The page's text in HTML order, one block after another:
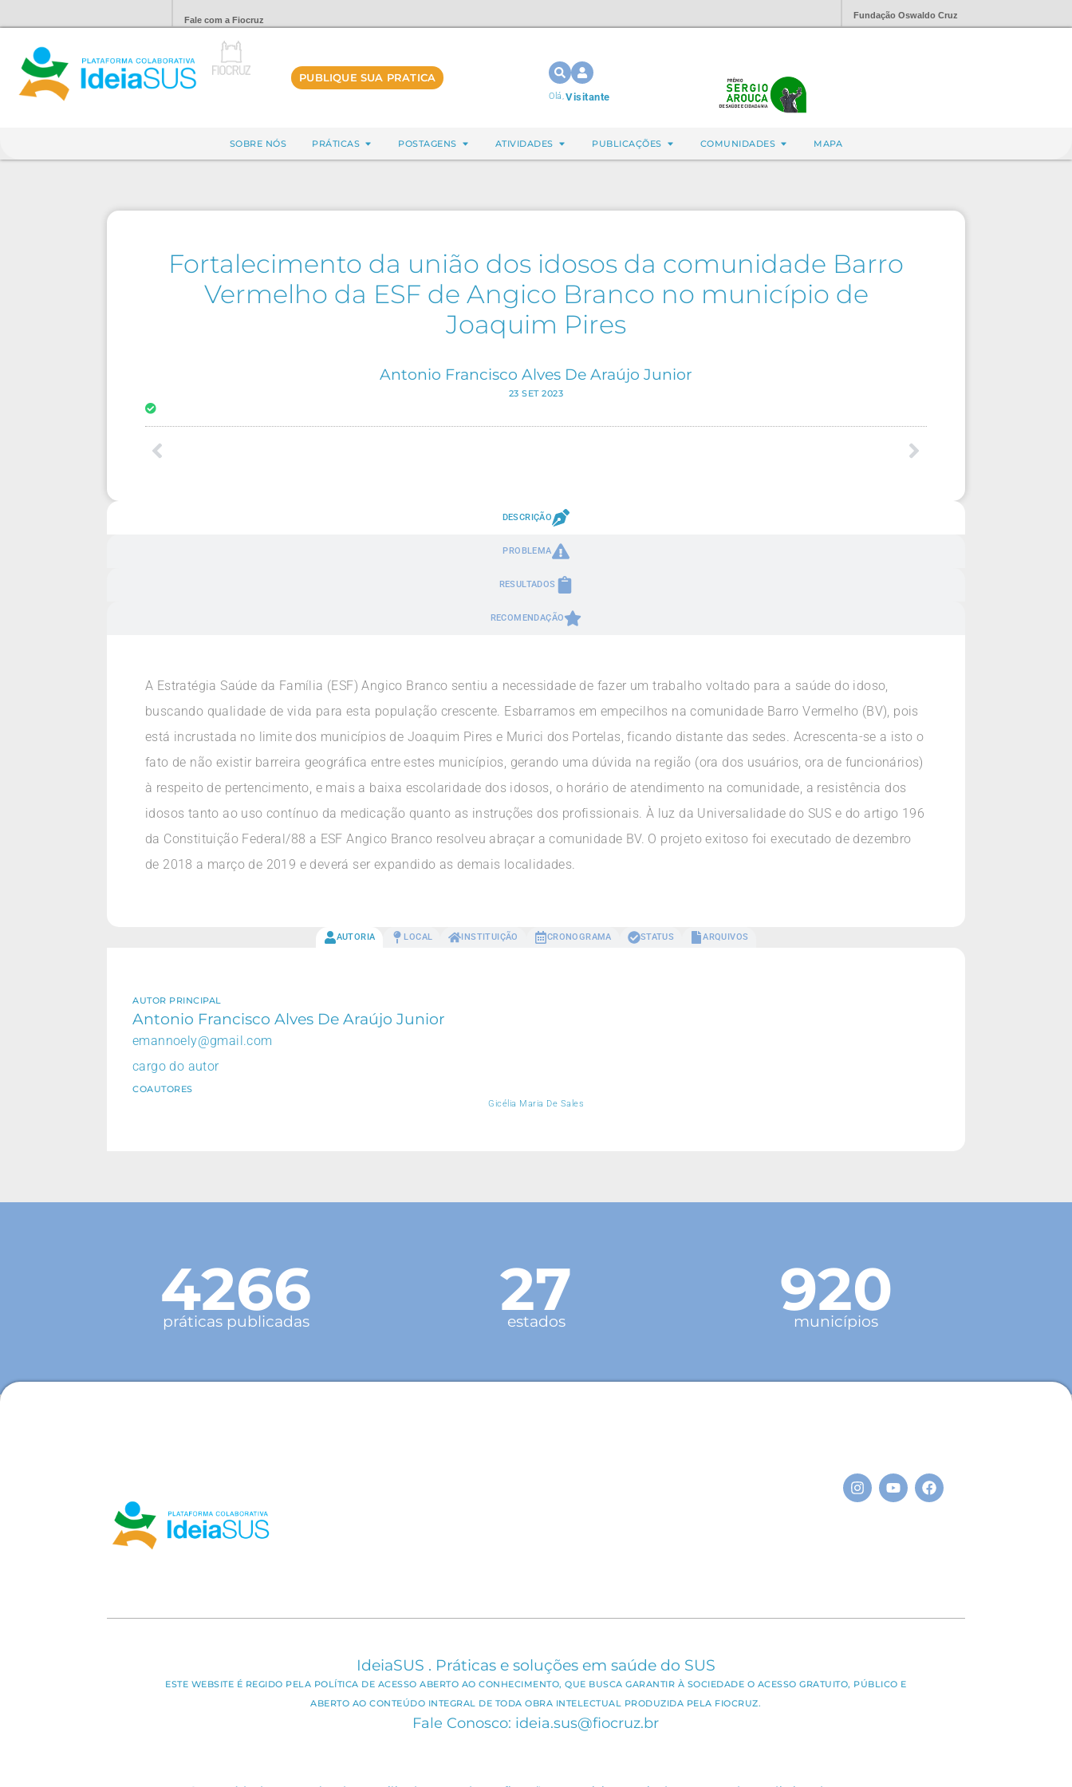
Fale com a Fiocruz Fundação Oswaldo Cruz
PUBLIQUE SUA PRATICA
Olá,Visitante
SOBRE NÓS PRÁTICAS POSTAGENS ATIVIDADES PUBLICAÇÕES COMUNIDADES MAPA
Fortalecimento da união dos idosos da comunidade Barro
Vermelho da ESF de Angico Branco no município de
Joaquim Pires
Antonio Francisco Alves De Araújo Junior
23 SET 2023
DESCRIÇÃO
PROBLEMA
RESULTADOS
RECOMENDAÇÃO
A Estratégia Saúde da Família (ESF) Angico Branco sentiu a necessidade de fazer um trabalho voltado para a saúde do idoso,
buscando qualidade de vida para esta população crescente. Esbarramos em empecilhos na comunidade Barro Vermelho (BV), pois
está incrustada no limite dos municípios de Joaquim Pires e Murici dos Portelas, ficando distante das sedes. Acrescenta-se a isto o
fato de não existir barreira geográfica entre estes municípios, gerando uma dúvida na região (ora dos usuários, ora de funcionários)
à respeito de pertencimento, e mais a baixa escolaridade dos idosos, o horário de atendimento na comunidade, a resistência dos
idosos tanto ao uso contínuo da medicação quanto as instruções dos profissionais. À luz da Universalidade do SUS e do artigo 196
da Constituição Federal/88 a ESF Angico Branco resolveu abraçar a comunidade BV. O projeto exitoso foi executado de dezembro
de 2018 a março de 2019 e deverá ser expandido as demais localidades.
AUTORIA LOCAL INSTITUIÇÃO CRONOGRAMA STATUS ARQUIVOS
AUTOR PRINCIPAL
Antonio Francisco Alves De Araújo Junior
emannoely@gmail.com
cargo do autor
COAUTORES
Gicélia Maria De Sales
4266
práticas publicadas 27
estados 920
municípios
IdeiaSUS . Práticas e soluções em saúde do SUS
ESTE WEBSITE É REGIDO PELA POLÍTICA DE ACESSO ABERTO AO CONHECIMENTO, QUE BUSCA GARANTIR À SOCIEDADE O ACESSO GRATUITO, PÚBLICO E
ABERTO AO CONTEÚDO INTEGRAL DE TODA OBRA INTELECTUAL PRODUZIDA PELA FIOCRUZ.
Fale Conosco: ideia.sus@fiocruz.br